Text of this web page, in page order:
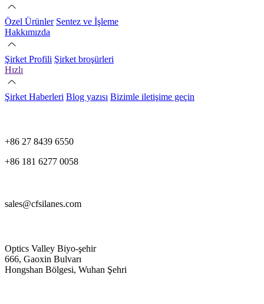
Özel Ürünler Sentez ve İşleme
Hakkımızda
Şirket Profili Şirket broşürleri
Hızlı
Şirket Haberleri Blog yazısı Bizimle iletişime geçin
+86 27 8439 6550
+86 181 6277 0058
sales@cfsilanes.com
Optics Valley Biyo-şehir
666, Gaoxin Bulvarı
Hongshan Bölgesi, Wuhan Şehri